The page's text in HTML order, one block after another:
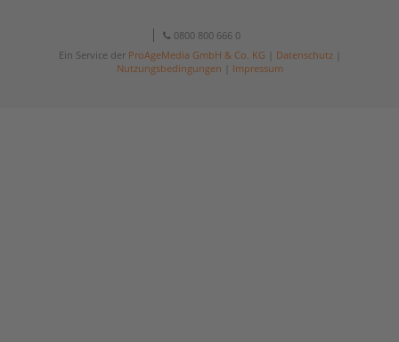
0800 800 666 0
Ein Service der ProAgeMedia GmbH & Co. KG Datenschutz|
Nutzungsbedingungen
Impressum